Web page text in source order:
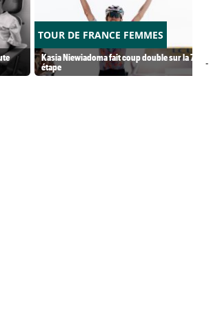
TOUR DE FRANCE FEMMES
Kasia Niewiadoma fait coup double sur la 7e
étape
-